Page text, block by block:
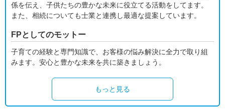
係を伝え、子供たちの豊かな未来に役立てる活動をしてます。
また、相続についても士業と連携し最適な提案しています。
FPとしてのモットー
子育ての経験と専門知識で、お客様の悩み解決に全力で取り組
みます。安心と豊かな未来を共に築きましょう。
もっと見る